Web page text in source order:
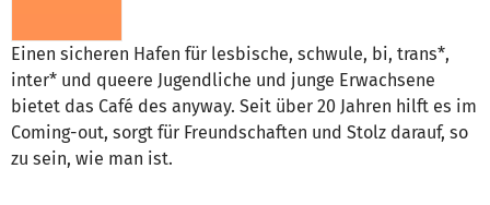
Einen sicheren Hafen für lesbische, schwule, bi, trans*,
inter* und queere Jugendliche und junge Erwachsene
bietet das Café des anyway. Seit über 20 Jahren hilft es im
Coming-out, sorgt für Freundschaften und Stolz darauf, so
zu sein, wie man ist.